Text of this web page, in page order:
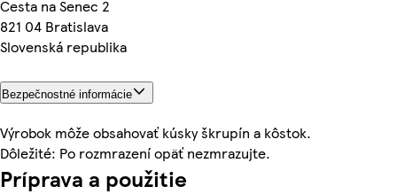
Cesta na Senec 2
821 04 Bratislava
Slovenská republika
Bezpečnostné informácie
Výrobok môže obsahovať kúsky škrupín a kôstok.
Dôležité: Po rozmrazení opäť nezmrazujte.
Príprava a použitie